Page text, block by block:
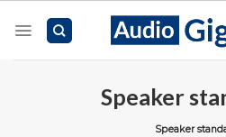
Speaker
Speaker